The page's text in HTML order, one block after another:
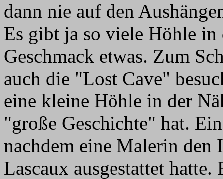
dann nie auf den
Es gibt ja so viele Höhle
Geschmack etwas. Zum
auch die "Lost Cave"
eine kleine Höhle in der
"große Geschichte" hat.
nachdem eine Malerin den
Lascaux ausgestattet